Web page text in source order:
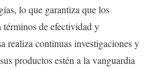
lo que garantiza que los
de efectividad y
realiza continuas investigaciones y
productos estén a la vanguardia